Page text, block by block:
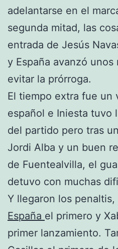
adelantarse en el
segunda mitad, las
entrada de Jesús
y España avanzó
evitar la prórroga.
El tiempo extra fue un
español e Iniesta tuvo
del partido pero tras
Jordi Alba y un buen
de Fuentealvilla, el
detuvo con muchas
Y llegaron los
España el primero y
primer lanzamiento.